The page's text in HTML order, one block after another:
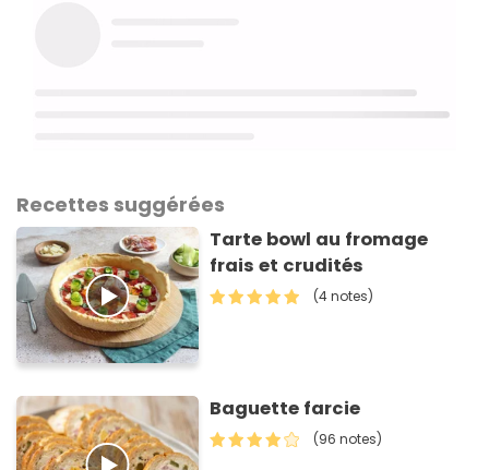
Recettes suggérées
Tarte bowl au fromage
frais et crudités
(4 notes)
Baguette farcie
(96 notes)